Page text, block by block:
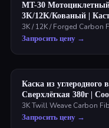
MT-30
3K/12K/Кованый |
3K / 12K / Forged Carbon
Запросить цену→
Каска из
Сверхлёгкая 380г |
3K Twill Weave Carbon
Запросить цену→